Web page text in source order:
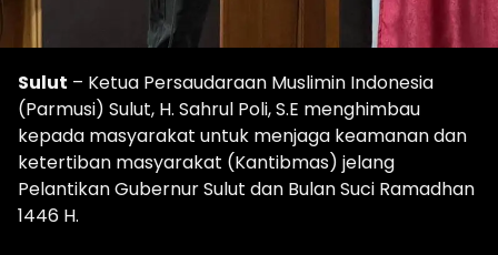
Sulut – Ketua Persaudaraan Muslimin Indonesia
(Parmusi) Sulut, H. Sahrul Poli, S.E menghimbau
kepada masyarakat untuk menjaga keamanan dan
ketertiban masyarakat (Kantibmas) jelang
Pelantikan Gubernur Sulut dan Bulan Suci Ramadhan
1446 H.